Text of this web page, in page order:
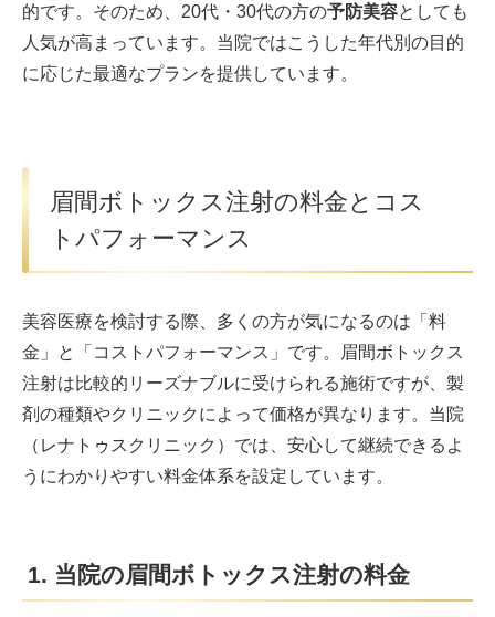
的です。そのため、20代・30代の方の予防美容としても
人気が高まっています。当院ではこうした年代別の目的
に応じた最適なプランを提供しています。
眉間ボトックス注射の料金とコス
トパフォーマンス
美容医療を検討する際、多くの方が気になるのは「料
金」と「コストパフォーマンス」です。眉間ボトックス
注射は比較的リーズナブルに受けられる施術ですが、製
剤の種類やクリニックによって価格が異なります。当院
（レナトゥスクリニック）では、安心して継続できるよ
うにわかりやすい料金体系を設定しています。
1. 当院の眉間ボトックス注射の料金